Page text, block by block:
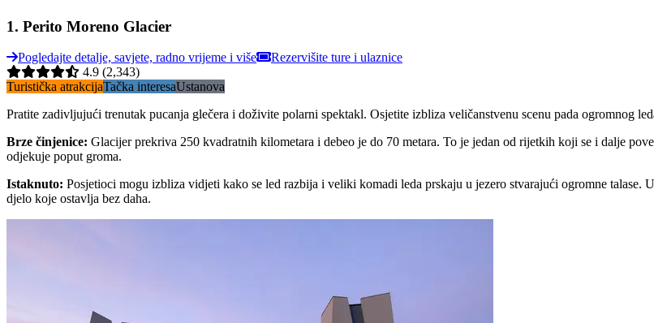
1. Perito Moreno Glacier
Pogledajte detalje, savjete, radno vrijeme i više
Rezervišite ture i ulaznice
4.9 (2,343)
Turistička atrakcijaTačka interesaUstanova
Pratite zadivljujući trenutak pucanja glečera i doživite polarni spektakl. Osjetite izbliza veličanstvenu scenu pada ogromnog
Brze činjenice: Glacijer prekriva 250 kvadratnih kilometara i debeo je do 70 metara. To je jedan od rijetkih koji se i dalje
odjekuje poput groma.
Istaknuto: Posjetioci mogu izbliza vidjeti kako se led razbija i veliki komadi leda prskaju u jezero stvarajući ogromne
djelo koje ostavlja bez daha.